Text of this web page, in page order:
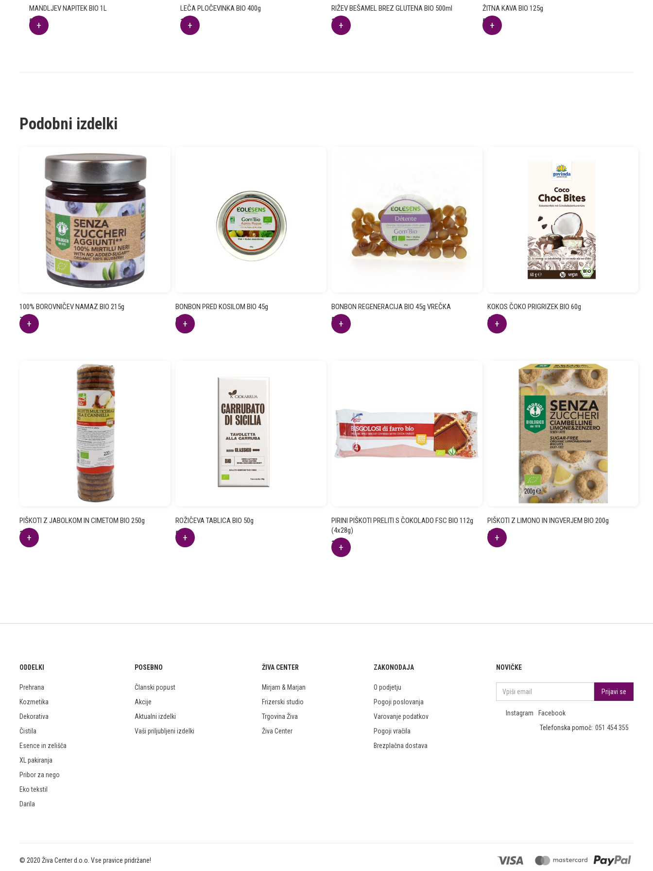
MANDLJEV NAPITEK BIO 1L
5.22
€
LEČA PLOČEVINKA BIO 400g
1.70
€
RIŽEV BEŠAMEL BREZ GLUTENA BIO 500ml
2.91
€
ŽITNA KAVA BIO 125g
5.11
€
Podobni izdelki
100% BOROVNIČEV NAMAZ BIO 215g
7.46
€
BONBON PRED KOSILOM BIO 45g
6.57
€
BONBON REGENERACIJA BIO 45g VREČKA
5.21
€
KOKOS ČOKO PRIGRIZEK BIO 60g
4.38
€
PIŠKOTI Z JABOLKOM IN CIMETOM BIO 250g
3.93
€
ROŽIČEVA TABLICA BIO 50g
5.89
€
PIRINI PIŠKOTI PRELITI S ČOKOLADO FSC BIO 112g
(4x28g)
3.98
€
PIŠKOTI Z LIMONO IN INGVERJEM BIO 200g
4.25
€
ODDELKI
Prehrana
Kozmetika
Dekorativa
Čistila
Esence in zelišča
XL pakiranja
Pribor za nego
Eko tekstil
Darila
POSEBNO
Članski popust
Akcije
Aktualni izdelki
Vaši priljubljeni izdelki
ŽIVA CENTER
Mirjam & Marjan
Frizerski studio
Trgovina Živa
Živa Center
ZAKONODAJA
O podjetju
Pogoji poslovanja
Varovanje podatkov
Pogoji vračila
Brezplačna dostava
NOVIČKE
Instagram
Facebook
Telefonska pomoč: 051 454 355
© 2020 Živa Center d.o.o. Vse pravice pridržane!